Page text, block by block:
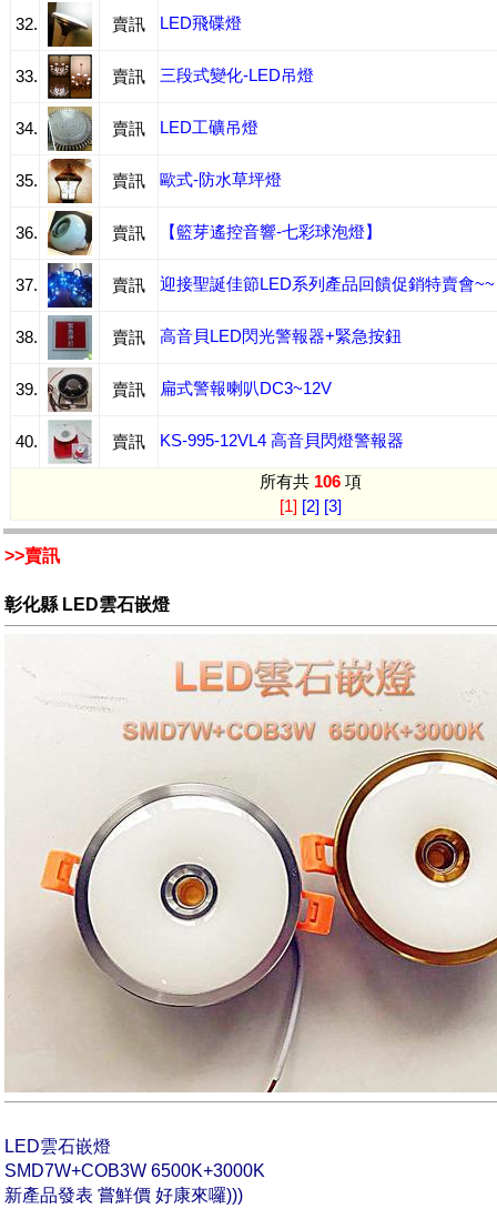
32. 賣訊 LED飛碟燈
33. 賣訊 三段式變化-LED吊燈
34. 賣訊 LED工礦吊燈
35. 賣訊 歐式-防水草坪燈
36. 賣訊 【籃芽遙控音響-七彩球泡燈】
37. 賣訊 迎接聖誕佳節LED系列產品回饋促銷特賣會~~
38. 賣訊 高音貝LED閃光警報器+緊急按鈕
39. 賣訊 扁式警報喇叭DC3~12V
40. 賣訊 KS-995-12VL4 高音貝閃燈警報器
所有共 106 項
[1] [2] [3]
>>賣訊
彰化縣 LED雲石嵌燈
LED雲石嵌燈
SMD7W+COB3W 6500K+3000K
新產品發表 嘗鮮價 好康來囉)))